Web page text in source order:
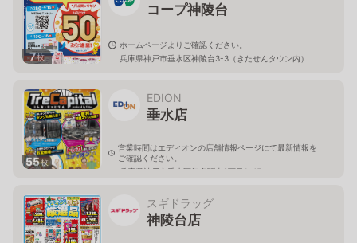
7枚
コープ神陵台
ホームページよりご確認ください。
兵庫県神戸市垂水区神陵台3-3（きたせんタウン内）
55枚
EDION
垂水店
営業時間はエディオンの店舗情報ページにて最新情報を
ご確認ください。
兵庫県神戸市垂水区舞多聞東2丁目1-45
スギドラッグ
神陵台店